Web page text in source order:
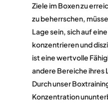
Ziele im Boxen zu
zu beherrschen,
Lage sein, sich auf
konzentrieren und
ist eine wertvolle
andere Bereiche ihres
Durch unser
Konzentration